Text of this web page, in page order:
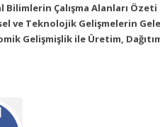
Bilimlerin Çalışma Alanları Özeti
ve Teknolojik Gelişmelerin
Gelişmişlik ile Üretim,